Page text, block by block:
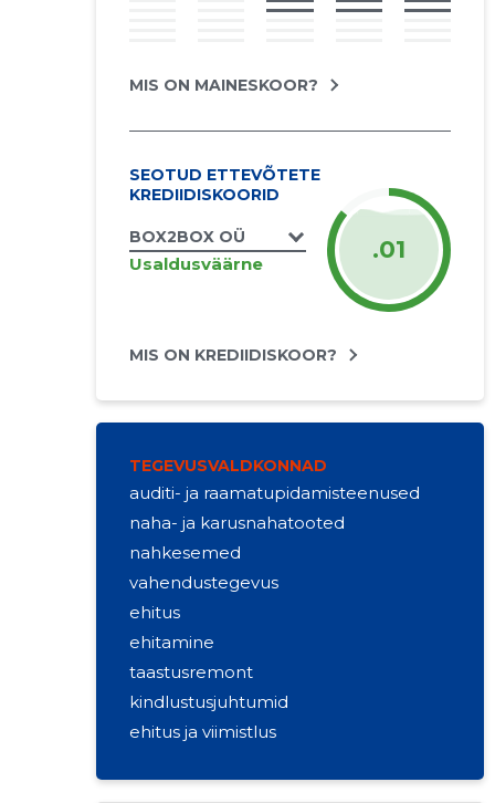
MIS ON MAINESKOOR?
SEOTUD ETTEVÕTETE
KREDIIDISKOORID
BOX2BOX OÜ
Usaldusväärne .01
MIS ON KREDIIDISKOOR?
TEGEVUSVALDKONNAD
auditi- ja raamatupidamisteenused
naha- ja karusnahatooted
nahkesemed
vahendustegevus
ehitus
ehitamine
taastusremont
kindlustusjuhtumid
ehitus ja viimistlus